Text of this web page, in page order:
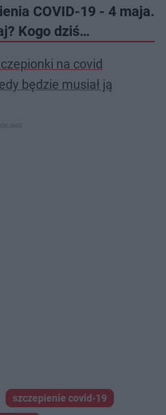
COVID-19 - 4 maja.
Kogo dziś…
na covid
będzie musiał ją
szczepienie covid-19